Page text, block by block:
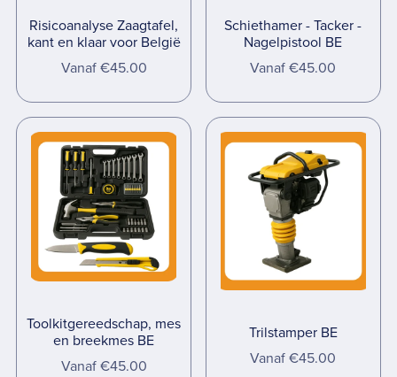
Risicoanalyse Zaagtafel,
kant en klaar voor België
Vanaf €45.00
Schiethamer - Tacker -
Nagelpistool BE
Vanaf €45.00
Toolkitgereedschap, mes
en breekmes BE
Vanaf €45.00
Trilstamper BE
Vanaf €45.00